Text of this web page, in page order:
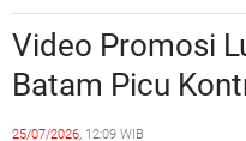
Langsung Di-
Video Promosi
Batam Picu
Dinilai
25/07/2026, 12:09 WIB